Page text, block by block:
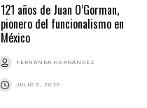
121 años de Juan O’Gorman,
pionero del funcionalismo en
México
FERNANDA HERNÁNDEZ
JULIO 6, 2026